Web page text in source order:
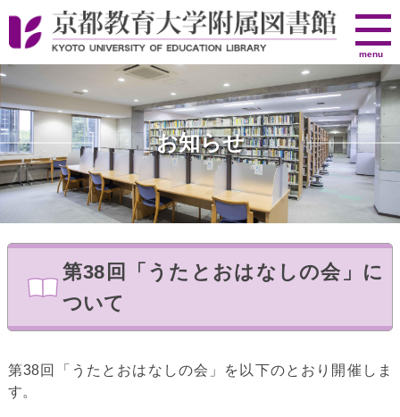
京
都
教
育
大
学
附
属
図
書
menu
お知らせ
第38回「うたとおはなしの会」に
ついて
第38回「うたとおはなしの会」を以下のとおり開催しま
す。